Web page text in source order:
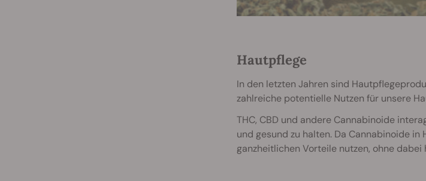
Hautpflege
In den letzten Jahren sind
zahlreiche potentielle Nutzen für unsere
THC, CBD und andere Cannabinoide
und gesund zu halten. Da Cannabinoide
ganzheitlichen Vorteile nutzen, ohne dabei